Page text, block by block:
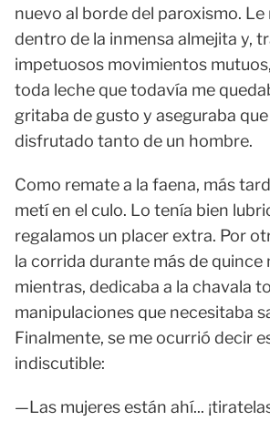
nuevo al borde del paroxismo. Le
dentro de la inmensa almejita y,
impetuosos movimientos
toda leche que todavía me
gritaba de gusto y aseguraba
disfrutado tanto de un hombre.
Como remate a la faena, más
metí en el culo. Lo tenía bien
regalamos un placer extra. Por
la corrida durante más de quince
mientras, dedicaba a la chavala
manipulaciones que necesitaba
Finalmente, se me ocurrió decir
indiscutible:
—Las mujeres están ahí...